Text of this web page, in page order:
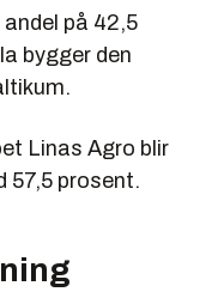
på 42,5
bygger den
Linas Agro blir
57,5 prosent.